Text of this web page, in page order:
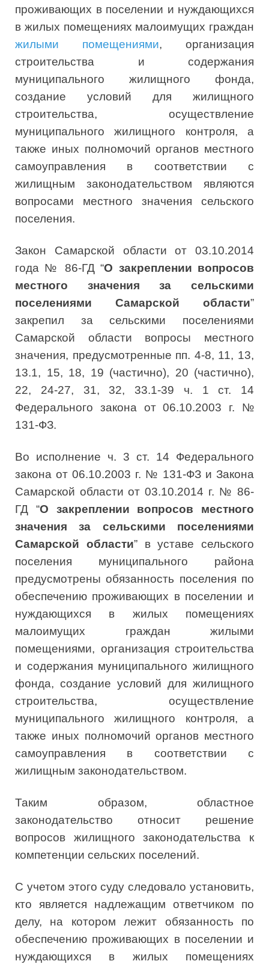
проживающих в поселении и нуждающихся
в жилых помещениях малоимущих граждан
жилыми помещениями, организация
строительства и содержания
муниципального жилищного фонда,
создание условий для жилищного
строительства, осуществление
муниципального жилищного контроля, а
также иных полномочий органов местного
самоуправления в соответствии с
жилищным законодательством являются
вопросами местного значения сельского
поселения.
Закон Самарской области от 03.10.2014
года № 86-ГД “О закреплении вопросов
местного значения за сельскими
поселениями Самарской области”
закрепил за сельскими поселениями
Самарской области вопросы местного
значения, предусмотренные пп. 4-8, 11, 13,
13.1, 15, 18, 19 (частично), 20 (частично),
22, 24-27, 31, 32, 33.1-39 ч. 1 ст. 14
Федерального закона от 06.10.2003 г. №
131-ФЗ.
Во исполнение ч. 3 ст. 14 Федерального
закона от 06.10.2003 г. № 131-ФЗ и Закона
Самарской области от 03.10.2014 г. № 86-
ГД “О закреплении вопросов местного
значения за сельскими поселениями
Самарской области” в уставе сельского
поселения муниципального района
предусмотрены обязанность поселения по
обеспечению проживающих в поселении и
нуждающихся в жилых помещениях
малоимущих граждан жилыми
помещениями, организация строительства
и содержания муниципального жилищного
фонда, создание условий для жилищного
строительства, осуществление
муниципального жилищного контроля, а
также иных полномочий органов местного
самоуправления в соответствии с
жилищным законодательством.
Таким образом, областное
законодательство относит решение
вопросов жилищного законодательства к
компетенции сельских поселений.
С учетом этого суду следовало установить,
кто является надлежащим ответчиком по
делу, на котором лежит обязанность по
обеспечению проживающих в поселении и
нуждающихся в жилых помещениях